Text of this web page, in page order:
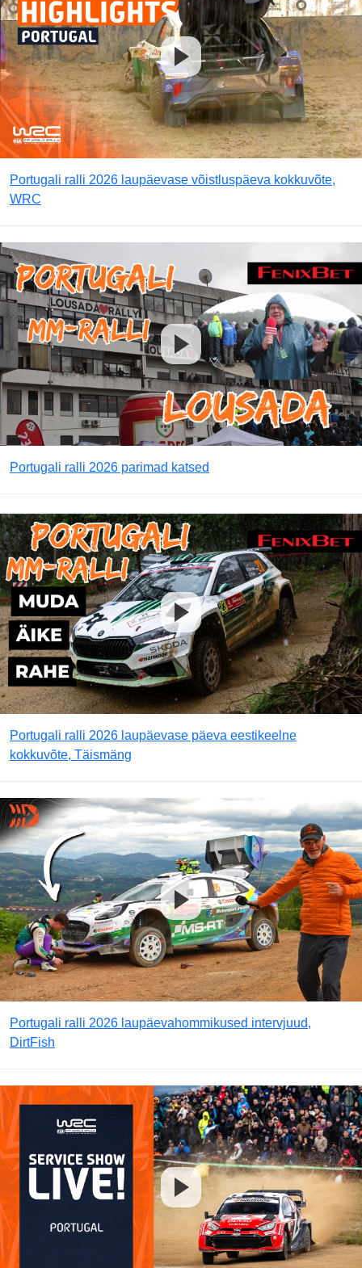
Portugali ralli 2026 laupäevase võistluspäeva kokkuvõte,
WRC
Portugali ralli 2026 parimad katsed
Portugali ralli 2026 laupäevase päeva eestikeelne
kokkuvõte, Täismäng
Portugali ralli 2026 laupäevahommikused intervjuud,
DirtFish